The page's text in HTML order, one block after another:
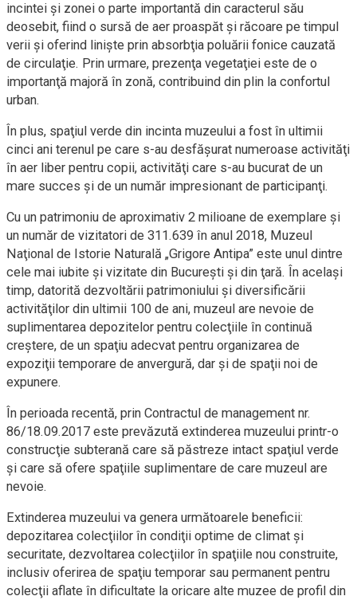
incintei şi zonei o parte importantă din caracterul său
deosebit, fiind o sursă de aer proaspăt şi răcoare pe timpul
verii şi oferind linişte prin absorbţia poluării fonice cauzată
de circulaţie. Prin urmare, prezenţa vegetaţiei este de o
importanţă majoră în zonă, contribuind din plin la confortul
urban.
În plus, spaţiul verde din incinta muzeului a fost în ultimii
cinci ani terenul pe care s-au desfăşurat numeroase activităţi
în aer liber pentru copii, activităţi care s-au bucurat de un
mare succes şi de un număr impresionant de participanţi.
Cu un patrimoniu de aproximativ 2 milioane de exemplare şi
un număr de vizitatori de 311.639 în anul 2018, Muzeul
Naţional de Istorie Naturală „Grigore Antipa” este unul dintre
cele mai iubite şi vizitate din Bucureşti şi din ţară. În acelaşi
timp, datorită dezvoltării patrimoniului şi diversificării
activităţilor din ultimii 100 de ani, muzeul are nevoie de
suplimentarea depozitelor pentru colecţiile în continuă
creştere, de un spaţiu adecvat pentru organizarea de
expoziţii temporare de anvergură, dar şi de spaţii noi de
expunere.
În perioada recentă, prin Contractul de management nr.
86/18.09.2017 este prevăzută extinderea muzeului printr-o
construcţie subterană care să păstreze intact spaţiul verde
şi care să ofere spaţiile suplimentare de care muzeul are
nevoie.
Extinderea muzeului va genera următoarele beneficii:
depozitarea colecţiilor în condiţii optime de climat şi
securitate, dezvoltarea colecţiilor în spaţiile nou construite,
inclusiv oferirea de spaţiu temporar sau permanent pentru
colecţii aflate în dificultate la oricare alte muzee de profil din